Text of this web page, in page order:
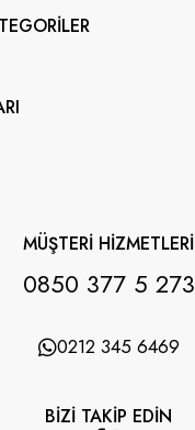
MÜŞTERİ HİZMETLERİ
0850 377 5 273
0212 345 6469
BİZİ TAKİP EDİN